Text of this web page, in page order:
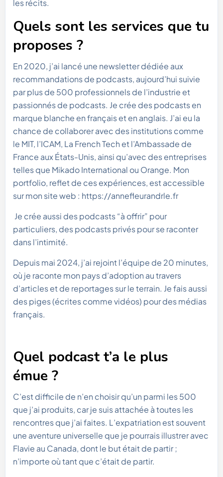
les récits.
Quels sont les services que tu
proposes ?
En 2020, j’ai lancé une newsletter dédiée aux
recommandations de podcasts, aujourd’hui suivie
par plus de 500 professionnels de l’industrie et
passionnés de podcasts. Je crée des podcasts en
marque blanche en français et en anglais. J’ai eu la
chance de collaborer avec des institutions comme
le MIT, l’ICAM, La French Tech et l’Ambassade de
France aux États-Unis, ainsi qu’avec des entreprises
telles que Mikado International ou Orange. Mon
portfolio, reflet de ces expériences, est accessible
sur mon site web : https://annefleurandrle.fr
Je crée aussi des podcasts “à offrir” pour
particuliers, des podcasts privés pour se raconter
dans l’intimité.
Depuis mai 2024, j’ai rejoint l’équipe de 20 minutes,
où je raconte mon pays d’adoption au travers
d’articles et de reportages sur le terrain. Je fais aussi
des piges (écrites comme vidéos) pour des médias
français.
Quel podcast t’a le plus
émue ?
C’est difficile de n’en choisir qu’un parmi les 500
que j’ai produits, car je suis attachée à toutes les
rencontres que j’ai faites. L’expatriation est souvent
une aventure universelle que je pourrais illustrer avec
Flavie au Canada, dont le but était de partir ;
n’importe où tant que c’était de partir.